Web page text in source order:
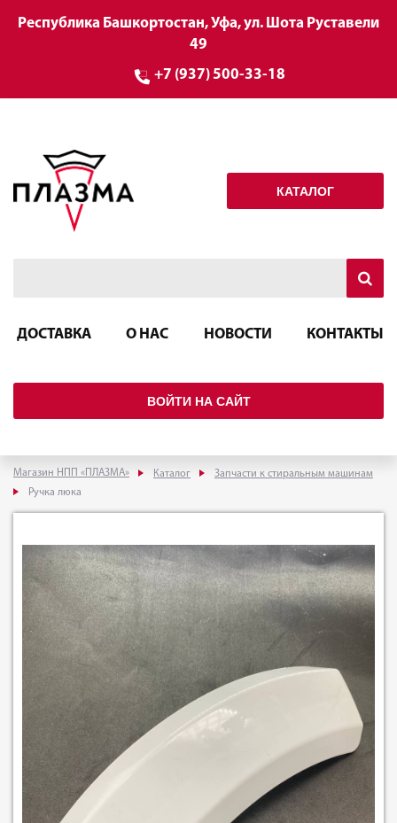
Республика Башкортостан, Уфа, ул. Шота Руставели
49
+7 (937) 500-33-18
КАТАЛОГ
ДОСТАВКА О НАС НОВОСТИ КОНТАКТЫ
ВОЙТИ НА САЙТ
Магазин НПП «ПЛАЗМА» Каталог
Запчасти к стиральным машинам
Ручка люка